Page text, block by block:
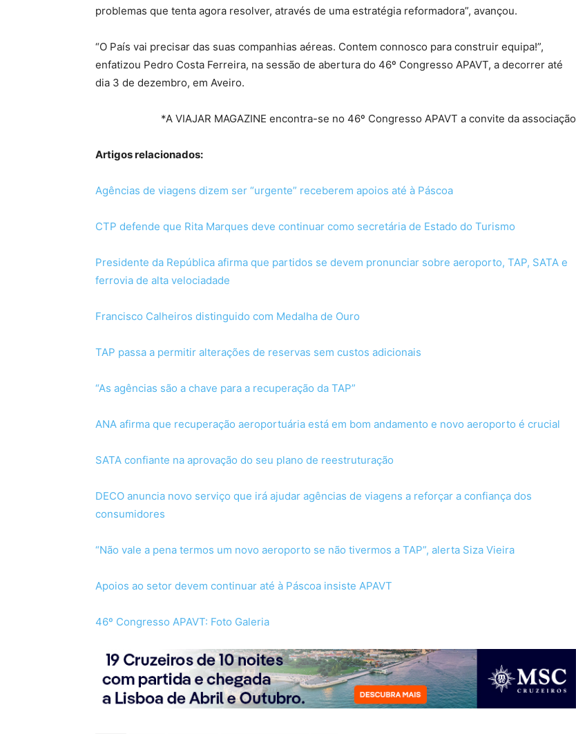
problemas que tenta agora resolver, através de uma estratégia reformadora”, avançou.
“O País vai precisar das suas companhias aéreas. Contem connosco para construir equipa!”,
enfatizou Pedro Costa Ferreira, na sessão de abertura do 46º Congresso APAVT, a decorrer até
dia 3 de dezembro, em Aveiro.
*A VIAJAR MAGAZINE encontra-se no 46º Congresso APAVT a convite da associação
Artigos relacionados:
Agências de viagens dizem ser “urgente” receberem apoios até à Páscoa
CTP defende que Rita Marques deve continuar como secretária de Estado do Turismo
Presidente da República afirma que partidos se devem pronunciar sobre aeroporto, TAP, SATA e
ferrovia de alta velociadade
Francisco Calheiros distinguido com Medalha de Ouro
TAP passa a permitir alterações de reservas sem custos adicionais
“As agências são a chave para a recuperação da TAP”
ANA afirma que recuperação aeroportuária está em bom andamento e novo aeroporto é crucial
SATA confiante na aprovação do seu plano de reestruturação
DECO anuncia novo serviço que irá ajudar agências de viagens a reforçar a confiança dos
consumidores
“Não vale a pena termos um novo aeroporto se não tivermos a TAP”, alerta Siza Vieira
Apoios ao setor devem continuar até à Páscoa insiste APAVT
46º Congresso APAVT: Foto Galeria